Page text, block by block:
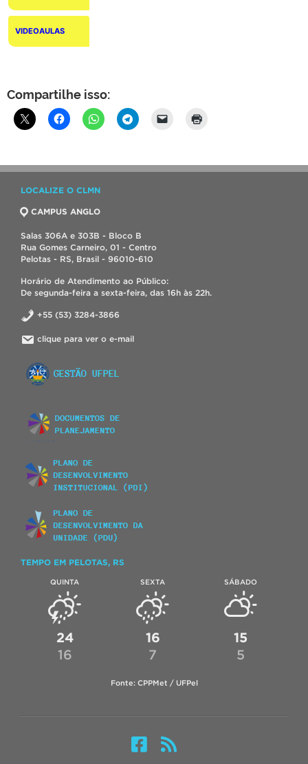
VIDEOAULAS
Compartilhe isso:
LOCALIZE O CLMN
CAMPUS ANGLO
Salas 306A e 303B - Bloco B
Rua Gomes Carneiro, 01 - Centro
Pelotas - RS, Brasil - 96010-610
Horário de Atendimento ao Público:
De segunda-feira a sexta-feira, das 16h às 22h.
+55 (53) 3284-3866
clique para ver o e-mail
TEMPO EM PELOTAS, RS
QUINTA
24
16
SEXTA
16
7
SÁBADO
15
5
Fonte: CPPMet / UFPel